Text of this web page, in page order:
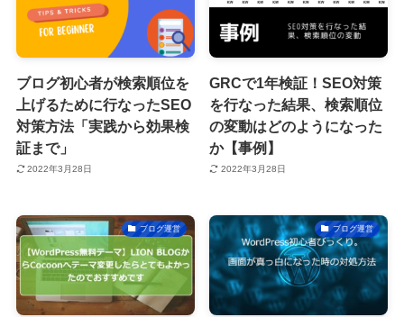
ブログ初心者が検索順位を
上げるために行なったSEO
対策方法「実践から効果検
証まで」
2022年3月28日
GRCで1年検証！SEO対策
を行なった結果、検索順位
の変動はどのようになった
か【事例】
2022年3月28日
ブログ運営 ブログ運営